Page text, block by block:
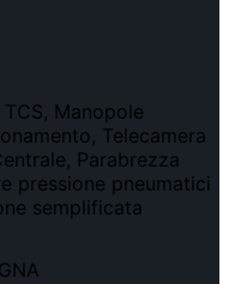
Manopole
Telecamera
Parabrezza
pressione pneumatici
semplificata